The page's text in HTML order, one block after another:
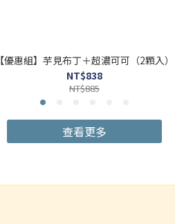
【優惠組】芋見布丁＋超濃可可（2顆入）
NT$838
NT$885
查看更多